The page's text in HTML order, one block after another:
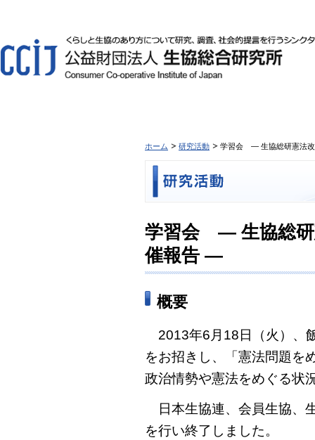
ホーム 研究活動 学習会 ― 生協総研憲法改
学習会 ― 生協総研
催報告 ―
概要
2013年6月18日（火）、
をお招きし、「憲法問題を
政治情勢や憲法をめぐる状
日本生協連、会員生協、
を行い終了しました。